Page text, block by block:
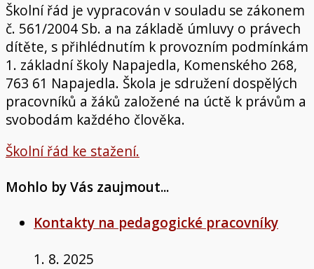
Školní řád je vypracován v souladu se zákonem
č. 561/2004 Sb. a na základě úmluvy o právech
dítěte, s přihlédnutím k provozním podmínkám
1. základní školy Napajedla, Komenského 268,
763 61 Napajedla. Škola je sdružení dospělých
pracovníků a žáků založené na úctě k právům a
svobodám každého člověka.
Školní řád ke stažení.
Mohlo by Vás zaujmout...
Kontakty na pedagogické pracovníky
1. 8. 2025